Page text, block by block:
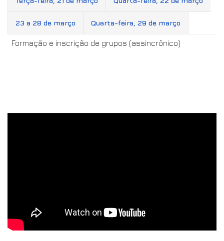
13-17 de março Sexta-feira, 17 de março
Terça-feira, 21 de março Quarta-feira, 22 de março
23 a 28 de março Quarta-feira, 29 de março